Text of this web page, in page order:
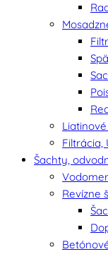
Filtrácia,
Šachty,
Revízne